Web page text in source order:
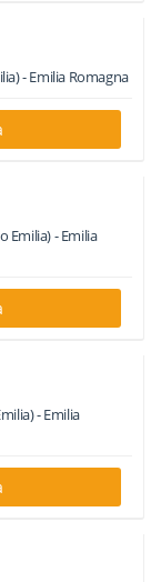
-Emilia Romagna
Emilia) -Emilia
-Emilia